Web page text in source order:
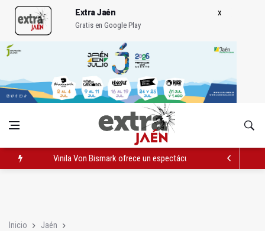
Extra Jaén
Gratis en Google Play
Vinila Von Bismark ofrece un espectáculo "rompedor" en el
Inicio
Jaén